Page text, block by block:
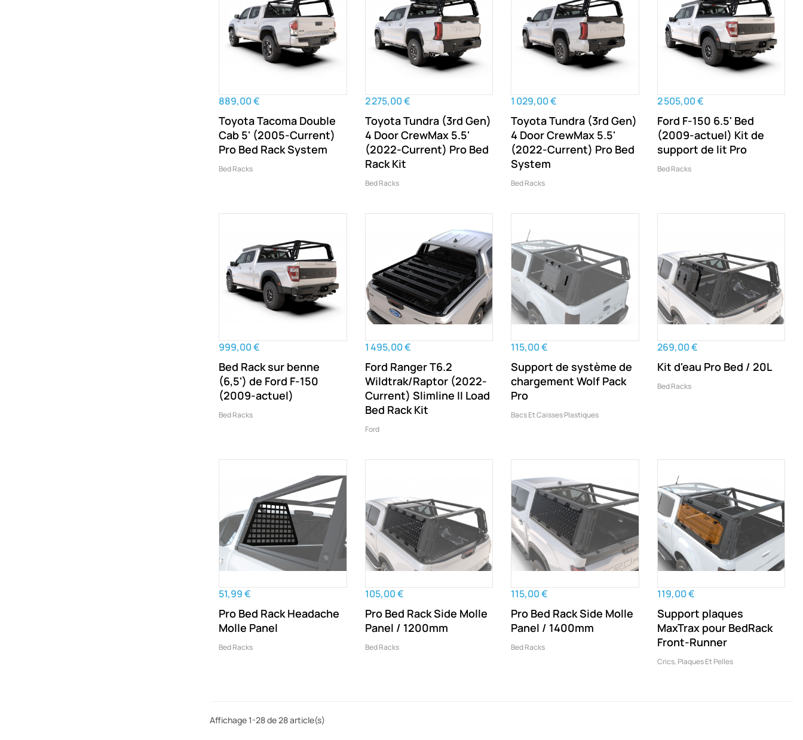
889,00 €
Toyota Tacoma Double
Cab 5' (2005-Current)
Pro Bed Rack System
Bed Racks
2 275,00 €
Toyota Tundra (3rd Gen)
4 Door CrewMax 5.5'
(2022-Current) Pro Bed
Rack Kit
Bed Racks
1 029,00 €
Toyota Tundra (3rd Gen)
4 Door CrewMax 5.5'
(2022-Current) Pro Bed
System
Bed Racks
2 505,00 €
Ford F-150 6.5' Bed
(2009-actuel) Kit de
support de lit Pro
Bed Racks
999,00 €
Bed Rack sur benne
(6,5') de Ford F-150
(2009-actuel)
Bed Racks
1 495,00 €
Ford Ranger T6.2
Wildtrak/Raptor (2022-
Current) Slimline II Load
Bed Rack Kit
Ford
115,00 €
Support de système de
chargement Wolf Pack
Pro
Bacs Et Caisses Plastiques
269,00 €
Kit d'eau Pro Bed / 20L
Bed Racks
51,99 €
Pro Bed Rack Headache
Molle Panel
Bed Racks
105,00 €
Pro Bed Rack Side Molle
Panel / 1200mm
Bed Racks
115,00 €
Pro Bed Rack Side Molle
Panel / 1400mm
Bed Racks
119,00 €
Support plaques
MaxTrax pour BedRack
Front-Runner
Crics, Plaques Et Pelles
Affichage 1-28 de 28 article(s)